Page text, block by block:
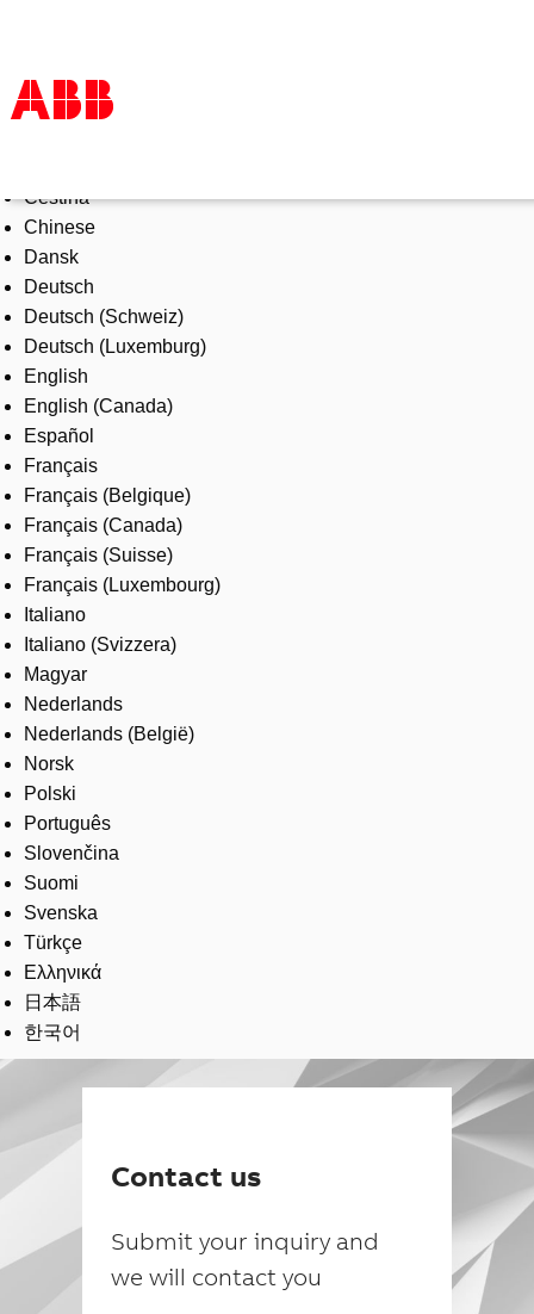
Products & Solutions
Industries
Services
About us
Where to buy
Contact us
Careers
Čeština
Chinese
Dansk
Deutsch
Deutsch (Schweiz)
Deutsch (Luxemburg)
English
English (Canada)
Español
Français
Français (Belgique)
Français (Canada)
Français (Suisse)
Français (Luxembourg)
Italiano
Italiano (Svizzera)
Magyar
Nederlands
Nederlands (België)
Norsk
Polski
Português
Slovenčina
Suomi
Svenska
Türkçe
Ελληνικά
日本語
한국어
Contact us
Submit your inquiry and
we will contact you